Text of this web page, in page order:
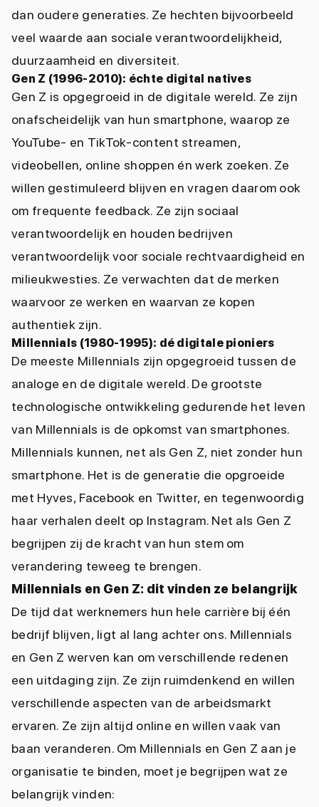
dan oudere generaties. Ze hechten bijvoorbeeld
veel waarde aan sociale verantwoordelijkheid,
duurzaamheid en diversiteit.
Gen Z (1996-2010): échte digital natives
Gen Z is opgegroeid in de digitale wereld. Ze zijn
onafscheidelijk van hun smartphone, waarop ze
YouTube- en TikTok-content streamen,
videobellen, online shoppen én werk zoeken. Ze
willen gestimuleerd blijven en vragen daarom ook
om frequente feedback. Ze zijn sociaal
verantwoordelijk en houden bedrijven
verantwoordelijk voor sociale rechtvaardigheid en
milieukwesties. Ze verwachten dat de merken
waarvoor ze werken en waarvan ze kopen
authentiek zijn.
Millennials (1980-1995): dé digitale pioniers
De meeste Millennials zijn opgegroeid tussen de
analoge en de digitale wereld. De grootste
technologische ontwikkeling gedurende het leven
van Millennials is de opkomst van smartphones.
Millennials kunnen, net als Gen Z, niet zonder hun
smartphone. Het is de generatie die opgroeide
met Hyves, Facebook en Twitter, en tegenwoordig
haar verhalen deelt op Instagram. Net als Gen Z
begrijpen zij de kracht van hun stem om
verandering teweeg te brengen.
Millennials en Gen Z: dit vinden ze belangrijk
De tijd dat werknemers hun hele carrière bij één
bedrijf blijven, ligt al lang achter ons. Millennials
en Gen Z werven kan om verschillende redenen
een uitdaging zijn. Ze zijn ruimdenkend en willen
verschillende aspecten van de arbeidsmarkt
ervaren. Ze zijn altijd online en willen vaak van
baan veranderen. Om Millennials en Gen Z aan je
organisatie te binden, moet je begrijpen wat ze
belangrijk vinden: